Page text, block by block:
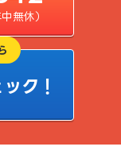
無休）
ク！